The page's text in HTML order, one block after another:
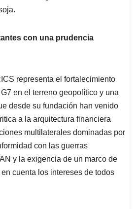
con una prudencia
representa el fortalecimiento
en el terreno geopolítico y una
desde su fundación han venido
a la arquitectura financiera
multilaterales dominadas por
con las guerras
y la exigencia de un marco de
cuenta los intereses de todos